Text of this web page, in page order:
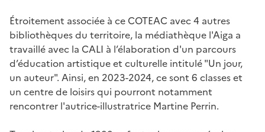
Étroitement associée à ce COTEAC avec 4 autres
bibliothèques du territoire, la médiathèque l'Aiga a
travaillé avec la CALI à l’élaboration d'un parcours
d’éducation artistique et culturelle intitulé "Un jour,
un auteur". Ainsi, en 2023-2024, ce sont 6 classes et
un centre de loisirs qui pourront notamment
rencontrer l'autrice-illustratrice Martine Perrin.